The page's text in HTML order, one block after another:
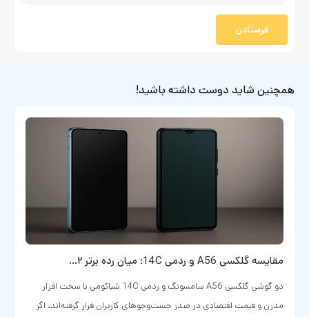
فرستادن
همچنین شاید دوست داشته باشید!
همه چیز درباره مقایسه ایفون ۱۳ پرو با ۱۴ پرو
در این مقاله می‌خوایم در مورد تفاوت ایفون 13 پرو با 14 پرو از نظر